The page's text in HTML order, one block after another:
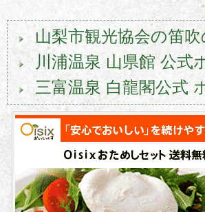
山梨市観光協会の笛
川浦温泉 山県館 公式
三富温泉 白龍閣公式